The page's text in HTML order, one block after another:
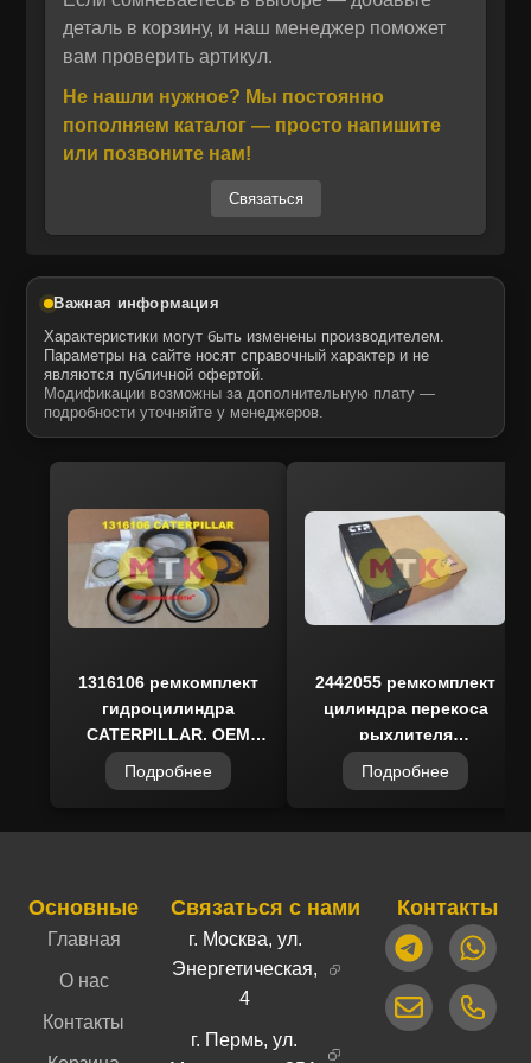
Отправить
Даю своё согласие на обработку персональных данных.
Политика конфиденциальности
Отправить
Даю своё согласие на обработку персональных данных.
Политика конфиденциальности
и длительный срок службы. Запчасти MTK —
это аналог оригинальных комплектующих,
сочетающий надежность и доступную цену.
Производитель MCP предлагает
качественные запасные части, выпускаемые
на предприятиях с OEM-лицензиями в США,
Европе, Азии и Турции. Все комплектующие
проходят строгий контроль соответствия
качества. Запчасти MTK подходят для
стабильную работу узлов без потери
производительности.
Приобретая 7T5417 каретку катков MTK, вы
получаете проверенное решение для
ремонта и обслуживания бульдозеров
совместимостью, износостойкостью и
простотой установки. В наличии на складе,
возможна оперативная доставка по всей
России.
деталь в корзину, и наш менеджер поможет
вам проверить артикул.
Не нашли нужное? Мы постоянно
пополняем каталог — просто напишите
или позвоните нам!
Связаться
Важная информация
Характеристики могут быть изменены производителем.
Параметры на сайте носят справочный характер и не
являются публичной офертой.
Модификации возможны за дополнительную плату —
подробности уточняйте у менеджеров.
1316106 ремкомплект
гидроцилиндра
CATERPILLAR, OEM
Подробнее
2442055 ремкомплект
цилиндра перекоса
рыхлителя
CATERPILLAR, CTP
COSTEX
Подробнее
Основные
Главная
О нас
Контакты
Связаться с нами
г. Москва, ул.
Энергетическая,
4
г. Пермь, ул.
Контакты